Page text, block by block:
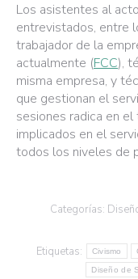
Los asistentes al
entrevistados, entre
trabajador de la
actualmente (FCC),
misma empresa, y
que gestionan el
sesiones radica en
implicados en el
todos los niveles de
Categorías:
Etiquetas:
Civismo
Diseño de